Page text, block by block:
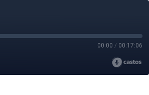
00:00 / 00:17:06